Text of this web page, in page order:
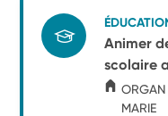
Animer
scolaire
ORGAN
MARIE